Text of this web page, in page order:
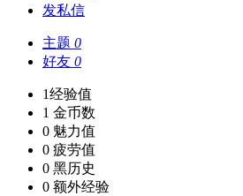
发私信
主题 0
好友 0
1经验值
1 金币数
0 魅力值
0 疲劳值
0 黑历史
0 额外经验